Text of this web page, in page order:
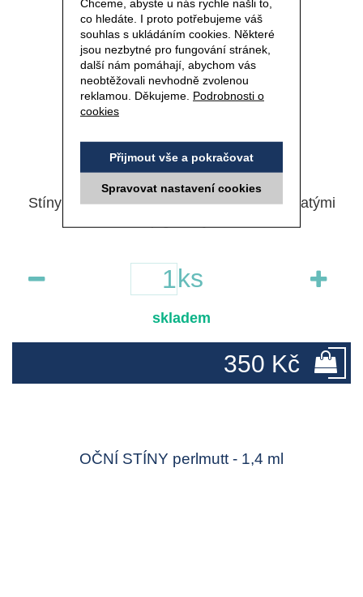
Kód 7082
Stíny v podobě kompaktního prášku s bohatými
ks
skladem
350 Kč
OČNÍ STÍNY perlmutt - 1,4 ml
Chceme, abyste u nás rychle našli to,
co hledáte. I proto potřebujeme váš
souhlas s ukládáním cookies. Některé
jsou nezbytné pro fungování stránek,
další nám pomáhají, abychom vás
neobtěžovali nevhodně zvolenou
reklamou. Děkujeme. Podrobnosti o
cookies
Spravovat nastavení cookies
Přijmout vše a pokračovat